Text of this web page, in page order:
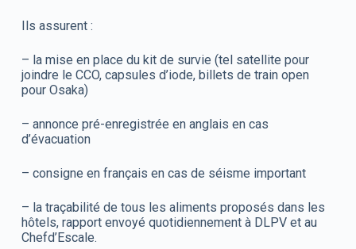
Ils assurent :
– la mise en place du kit de survie (tel satellite pour
joindre le CCO, capsules d’iode, billets de train open
pour Osaka)
– annonce pré-enregistrée en anglais en cas
d’évacuation
– consigne en français en cas de séisme important
– la traçabilité de tous les aliments proposés dans les
hôtels, rapport envoyé quotidiennement à DLPV et au
Chefd’Escale.